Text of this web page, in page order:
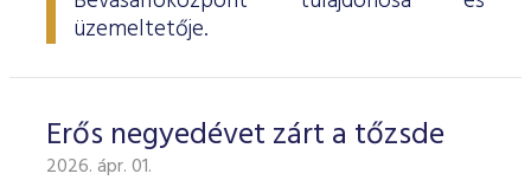
üzemeltetője.
Erős negyedévet zárt a tőzsde
2026. ápr. 01.